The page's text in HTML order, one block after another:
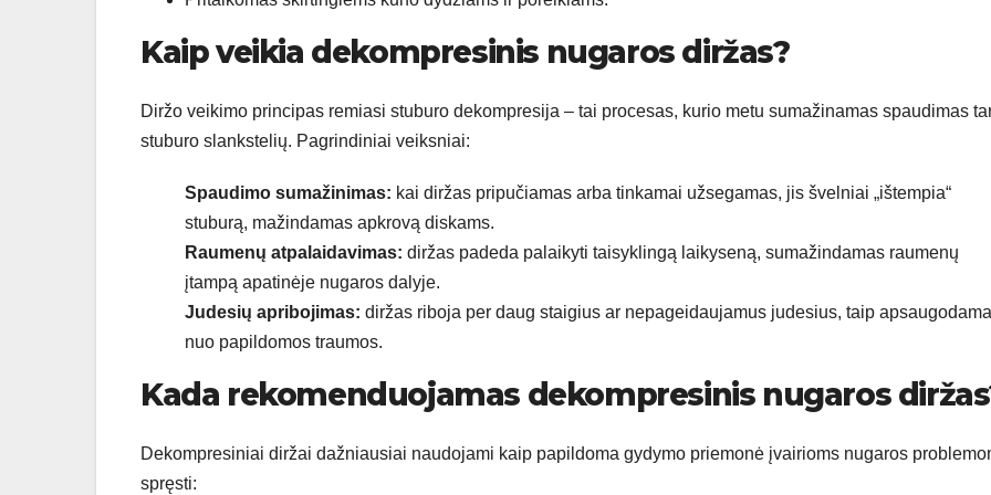
Kaip veikia dekompresinis nugaros diržas?
Diržo veikimo principas remiasi stuburo dekompresija – tai procesas, kurio metu sumažinamas spaudimas
stuburo slankstelių. Pagrindiniai veiksniai:
Spaudimo sumažinimas: kai diržas pripučiamas arba tinkamai užsegamas, jis švelniai „ištempia“
stuburą, mažindamas apkrovą diskams.
Raumenų atpalaidavimas: diržas padeda palaikyti taisyklingą laikyseną, sumažindamas raumenų
įtampą apatinėje nugaros dalyje.
Judesių apribojimas: diržas riboja per daug staigius ar nepageidaujamus judesius, taip
nuo papildomos traumos.
Kada rekomenduojamas dekompresinis nugaros
Dekompresiniai diržai dažniausiai naudojami kaip papildoma gydymo priemonė įvairioms nugaros
spręsti: